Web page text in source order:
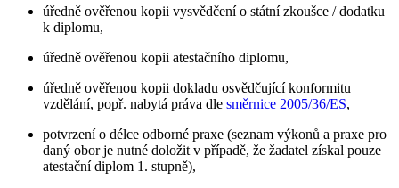
úředně ověřenou kopii vysvědčení o státní zkoušce / dodatku
k diplomu,
úředně ověřenou kopii atestačního diplomu,
úředně ověřenou kopii dokladu osvědčující konformitu
vzdělání, popř. nabytá práva dle směrnice 2005/36/ES,
potvrzení o délce odborné praxe (seznam výkonů a praxe pro
daný obor je nutné doložit v případě, že žadatel získal pouze
atestační diplom 1. stupně),